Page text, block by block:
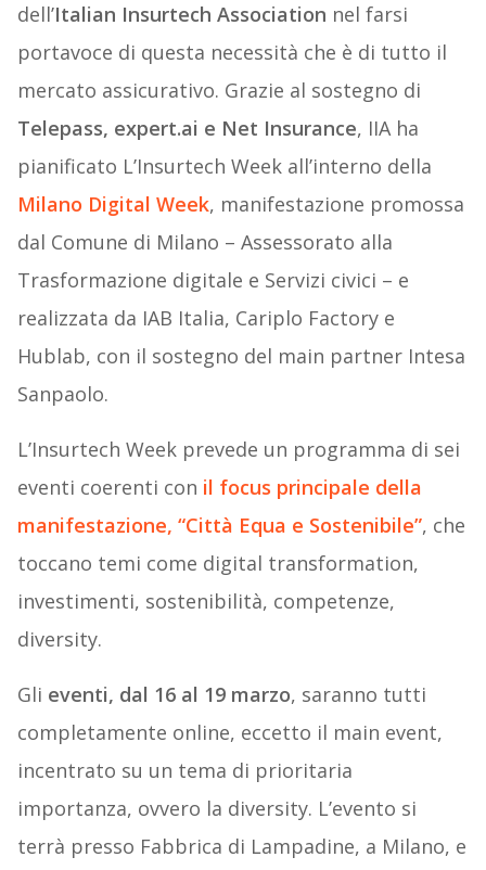
dell’Italian Insurtech Association nel farsi
portavoce di questa necessità che è di tutto il
mercato assicurativo. Grazie al sostegno di
Telepass, expert.ai e Net Insurance, IIA ha
pianificato L’Insurtech Week all’interno della
Milano Digital Week, manifestazione promossa
dal Comune di Milano – Assessorato alla
Trasformazione digitale e Servizi civici – e
realizzata da IAB Italia, Cariplo Factory e
Hublab, con il sostegno del main partner Intesa
Sanpaolo.
L’Insurtech Week prevede un programma di sei
eventi coerenti con il focus principale della
manifestazione, “Città Equa e Sostenibile”, che
toccano temi come digital transformation,
investimenti, sostenibilità, competenze,
diversity.
Gli eventi, dal 16 al 19 marzo, saranno tutti
completamente online, eccetto il main event,
incentrato su un tema di prioritaria
importanza, ovvero la diversity. L’evento si
terrà presso Fabbrica di Lampadine, a Milano, e